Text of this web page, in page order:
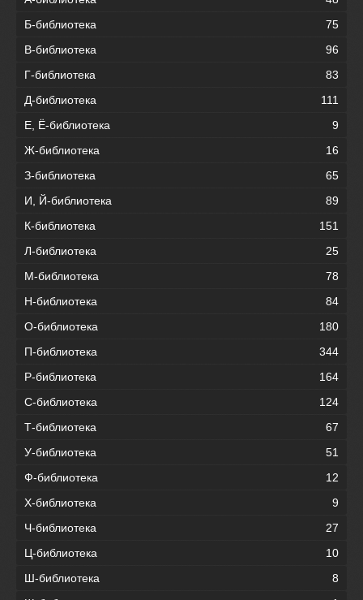
Б-библиотека
75
В-библиотека
96
Г-библиотека
83
Д-библиотека
111
Е, Ё-библиотека
9
Ж-библиотека
16
З-библиотека
65
И, Й-библиотека
89
К-библиотека
151
Л-библиотека
25
М-библиотека
78
Н-библиотека
84
О-библиотека
180
П-библиотека
344
Р-библиотека
164
С-библиотека
124
Т-библиотека
67
У-библиотека
51
Ф-библиотека
12
Х-библиотека
9
Ч-библиотека
27
Ц-библиотека
10
Ш-библиотека
8